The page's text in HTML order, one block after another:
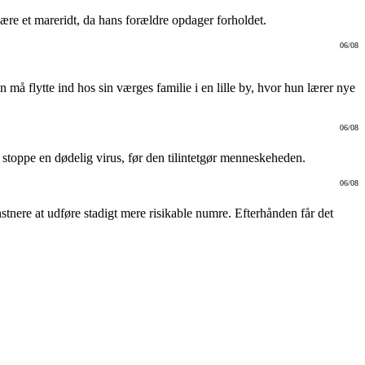
et mareridt, da hans forældre opdager forholdet.
06/08
må flytte ind hos sin værges familie i en lille by, hvor hun lærer nye
06/08
en dødelig virus, før den tilintetgør menneskeheden.
06/08
at udføre stadigt mere risikable numre. Efterhånden får det